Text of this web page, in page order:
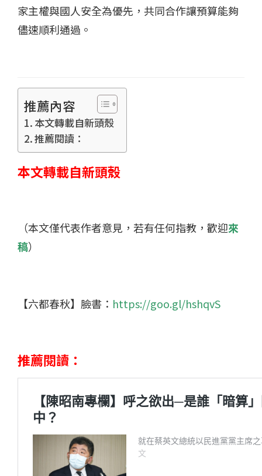
家主權與國人安全為優先，共同合作讓預算能夠
儘速順利通過。
推薦內容
本文轉載自新頭殼
推薦閱讀：
本文轉載自新頭殼
（本文僅代表作者意見，若有任何指教，歡迎來
稿）
【六都春秋】臉書： https://goo.gl/hshqvS
推薦閱讀：